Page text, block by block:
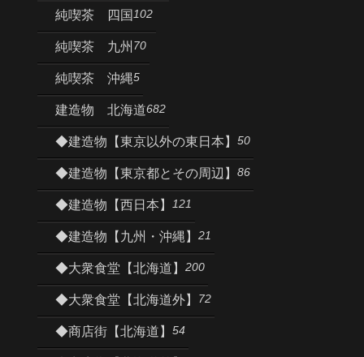
純喫茶 四国 102
純喫茶 九州 70
純喫茶 沖縄5
建造物 北海道682
◆建造物【東京以外の東日本】 50
◆建造物【東京都とその周辺】 86
◆建造物【西日本】 121
◆建造物【九州・沖縄】 21
◆大衆食堂【北海道】 200
◆大衆食堂【北海道外】 72
◆商店街【北海道】 54